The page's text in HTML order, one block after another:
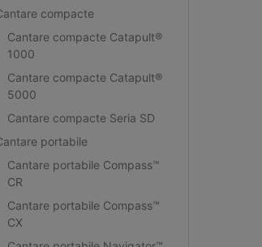
compacte
Cantare compacte Catapult®
1000
Cantare compacte Catapult®
5000
Cantare compacte Seria SD
portabile
Cantare portabile Compass™
CR
Cantare portabile Compass™
CX